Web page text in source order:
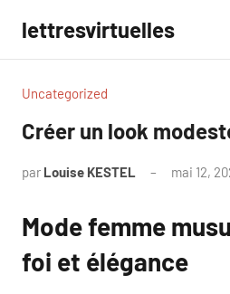
contenu
lettresvirtuelles
Uncategorized
Créer un look
par Louise KESTEL mai 12,
Mode femme
foi et élégance